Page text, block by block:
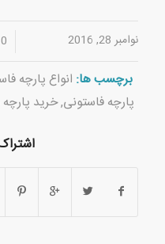
نوامبر 28, 2016 0 دیدگاه/
برچسب ها: انواع پارچه
پارچه فاستونی,خرید پارچه